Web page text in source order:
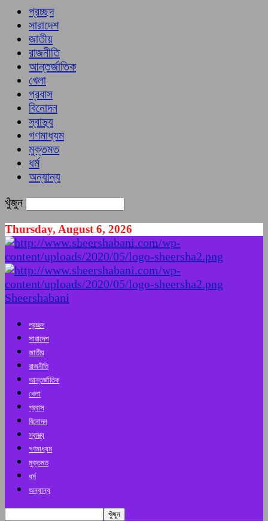
প্রচ্ছদ
সারাদেশ
জাতীয়
রাজনীতি
আন্তর্জাতিক
খেলা
প্রবাস
বিনোদন
স্বাস্থ্য
গণমাধ্যম
মুক্তমত
ধর্ম
অন্যান্য
খুঁজুন
Thursday, August 6, 2026
Sheershabani
প্রচ্ছদ
সারাদেশ
জাতীয়
রাজনীতি
আন্তর্জাতিক
খেলা
প্রবাস
বিনোদন
স্বাস্থ্য
গণমাধ্যম
মুক্তমত
ধর্ম
অন্যান্য